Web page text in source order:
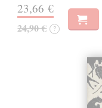
23,66 €
24,90 € ?